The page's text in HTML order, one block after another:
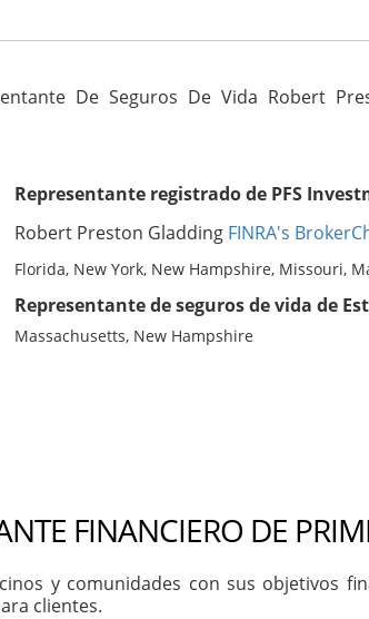
De Seguros De Vida Robert
Representante registrado de PFS
Robert Preston Gladding FINRA's
Florida, New York, New Hampshire, Missouri,
Representante de seguros de vida de
Massachusetts, New Hampshire
FINANCIERO DE
y comunidades con sus objetivos
clientes.